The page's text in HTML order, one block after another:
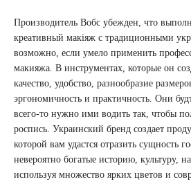
Производитель Вобс убежден, что
креативный макіяж с традиционными
возможно, если умело применить
макияжа. В инструментах, которые он
качество, удобство, разнообразие
эргономичность и практичность. Они
всего-то нужно ими водить так, чтобы
роспись. Украинский бренд создает
которой вам удастся отразить сущность
невероятно богатые историю, культуру,
используя множество ярких цветов и